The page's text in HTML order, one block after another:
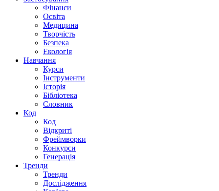
Фінанси
Освіта
Медицина
Творчість
Безпека
Екологія
Навчання
Курси
Інструменти
Історія
Бібліотека
Словник
Код
Код
Відкриті
Фреймворки
Конкурси
Генерація
Тренди
Тренди
Дослідження